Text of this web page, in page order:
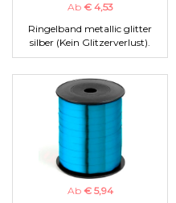
Ab € 4,53
Ringelband metallic glitter
silber (Kein Glitzerverlust).
Ab € 5,94